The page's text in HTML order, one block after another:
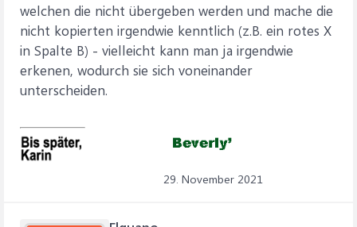
welchen die nicht übergeben werden und mache die
nicht kopierten irgendwie kenntlich (z.B. ein rotes X
in Spalte B) - vielleicht kann man ja irgendwie
erkenen, wodurch sie sich voneinander
unterscheiden.
29. November 2021